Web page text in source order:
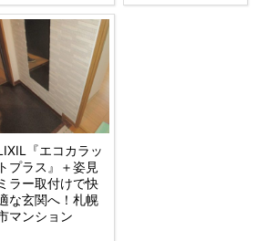
『エコカラッ
トプラス』＋姿見
ミラー取付けで快
な玄関へ！札幌
マンション